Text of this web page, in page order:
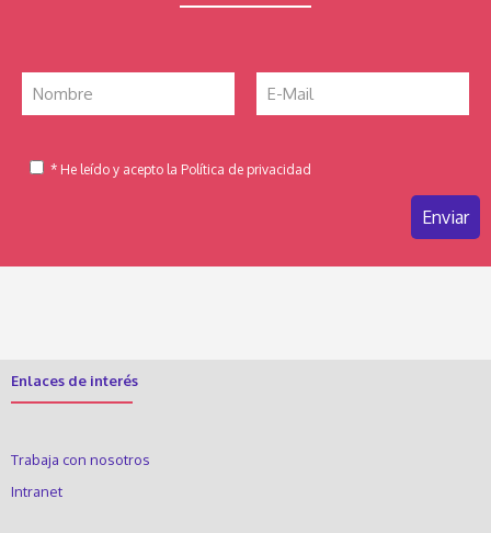
* He leído y acepto la Política de privacidad
Enlaces de interés
Trabaja con nosotros
Intranet